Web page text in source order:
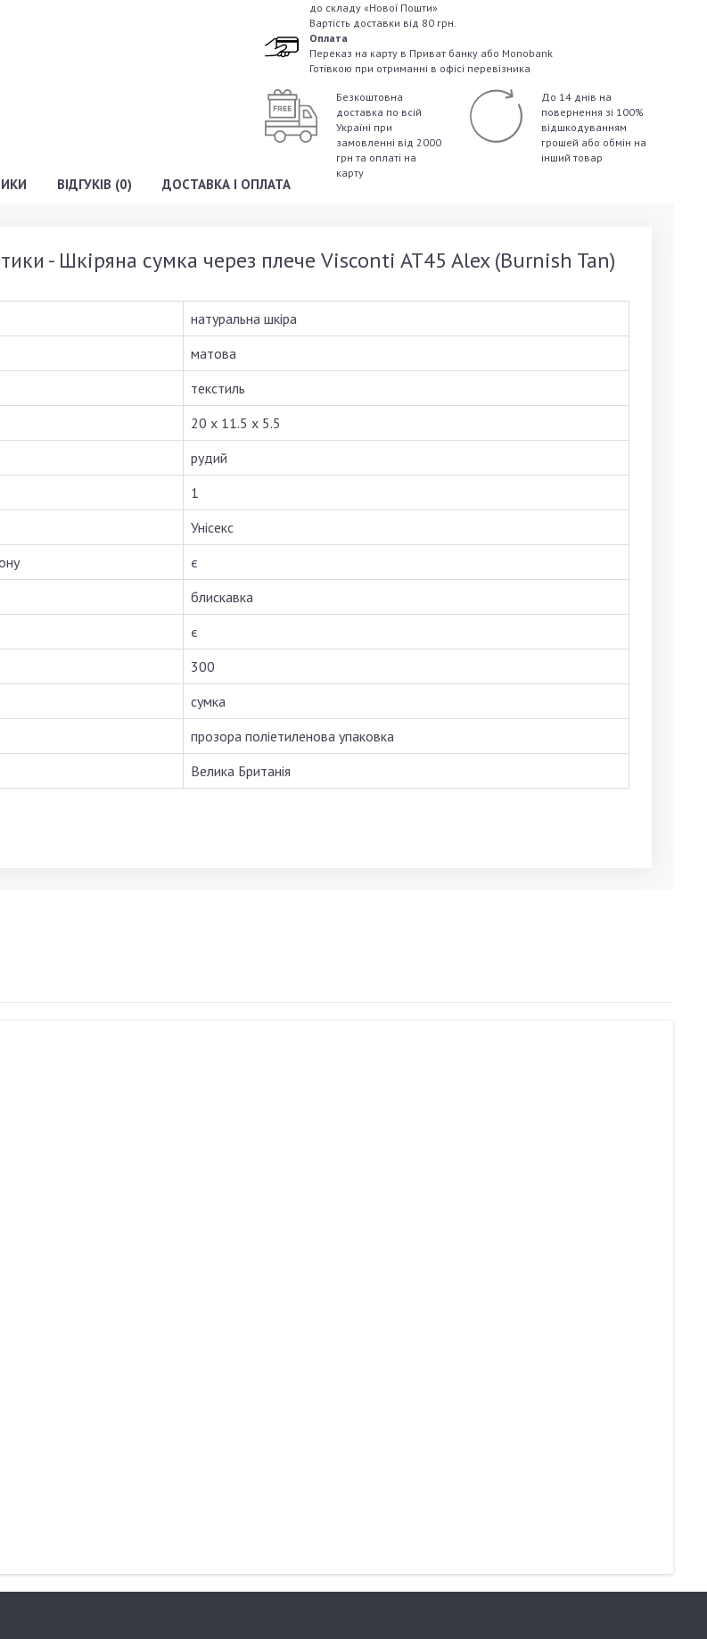
до складу «Нової Пошти»
Вартість доставки від 80 грн.
Оплата
Переказ на карту в Приват банку або Monobank
Готівкою при отриманні в офісі перевізника
Безкоштовна
доставка по всій
Україні при
замовленні від 2000
грн та оплаті на
карту
До 14 днів на
повернення зі 100%
відшкодуванням
грошей або обмін на
інший товар
ВІДГУКІВ (0) ДОСТАВКА І ОПЛАТА
- Шкіряна сумка через плече Visconti AT45 Alex (Burnish Tan)
натуральна шкіра
матова
текстиль
20 x 11.5 x 5.5
рудий
1
Унісекс
є
блискавка
є
300
сумка
прозора поліетиленова упаковка
Велика Британія